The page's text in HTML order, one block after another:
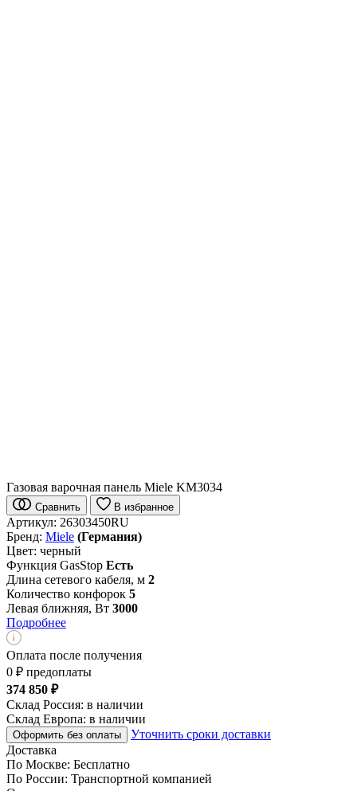
Газовая варочная панель Miele KM3034
Сравнить В избранное
Артикул: 26303450RU
Бренд: Miele (Германия)
Цвет: черный
Функция GasStop Есть
Длина сетевого кабеля, м 2
Количество конфорок 5
Левая ближняя, Вт 3000
Подробнее
Оплата после получения
0 ₽ предоплаты
374 850 ₽
Склад Россия: в наличии
Склад Европа: в наличии
Оформить без оплаты
Уточнить сроки доставки
Доставка
По Москве: Бесплатно
По России: Транспортной компанией